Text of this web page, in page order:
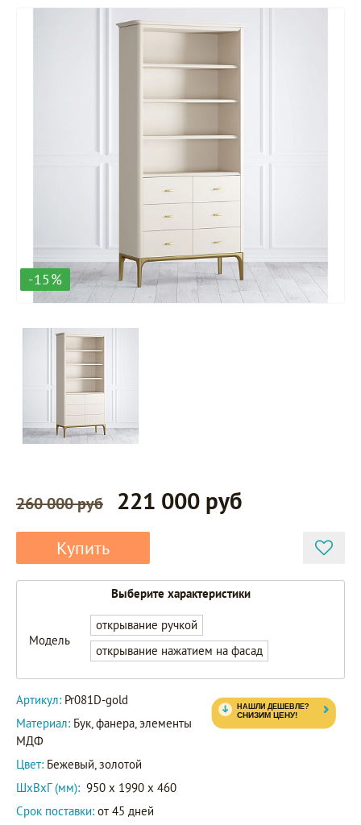
-15%
260 000 руб 221 000 руб
Купить
Выберите характеристики
Модель
открывание ручкой
открывание нажатием на фасад
Артикул: Pr081D-gold
Материал: Бук, фанера, элементы
МДФ
Цвет: Бежевый, золотой
ШxВxГ (мм): 950 x 1990 x 460
Срок поставки: от 45 дней